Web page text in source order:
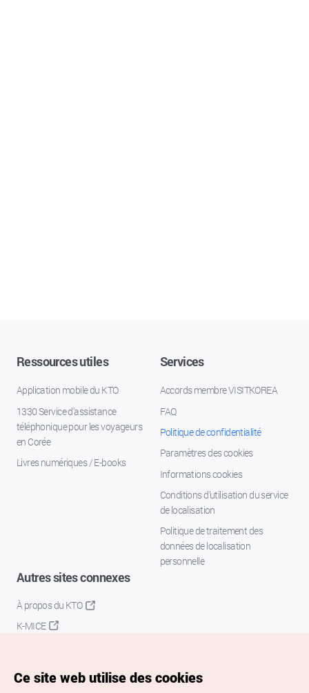
Ressources utiles
Application mobile du KTO
1330 Service d'assistance
téléphonique pour les voyageurs
en Corée
Livres numériques / E-books
Services
Accords membre VISITKOREA
FAQ
Politique de confidentialité
Paramètres des cookies
Informations cookies
Conditions d’utilisation du service
de localisation
Politique de traitement des
données de localisation
personnelle
Autres sites connexes
À propos du KTO
K-MICE
Ce site web utilise des cookies